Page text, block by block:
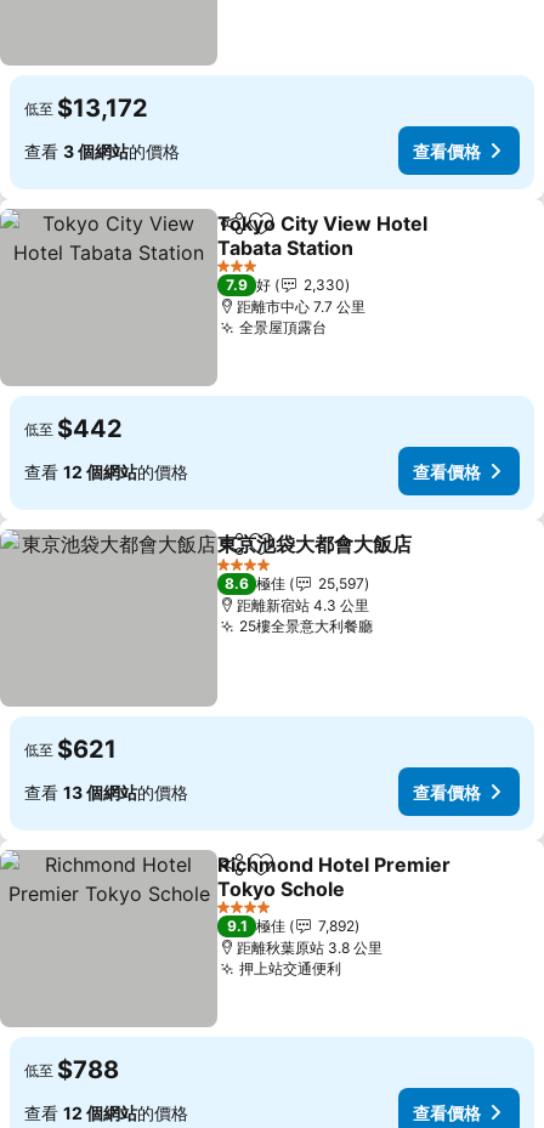
低至 $13,172
查看 3 個網站的價格 查看價格
分享 放到收藏夾
Tokyo City View Hotel
Tabata Station
3 星級
7.9 好
2,330
距離市中心 7.7 公里
全景屋頂露台
低至 $442
查看 12 個網站的價格 查看價格
分享 放到收藏夾
東京池袋大都會大飯店
4 星級
8.6 極佳
25,597
距離新宿站 4.3 公里
25樓全景意大利餐廳
低至 $621
查看 13 個網站的價格 查看價格
分享 放到收藏夾
Richmond Hotel Premier
Tokyo Schole
4 星級
9.1 極佳
7,892
距離秋葉原站 3.8 公里
押上站交通便利
低至 $788
查看 12 個網站的價格 查看價格